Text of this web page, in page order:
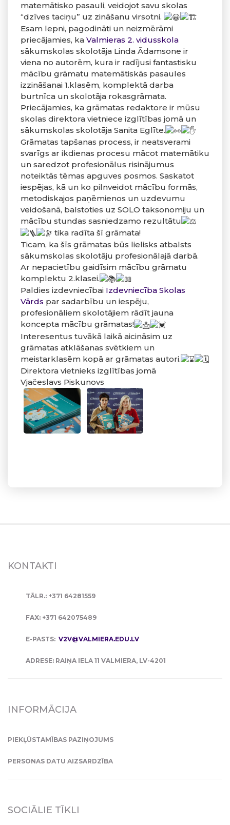
matemātisko pasauli, veidojot savu skolas
“dzīves taciņu” uz zināšanu virsotni.
Esam lepni, pagodināti un neizmērāmi
priecājamies, ka Valmieras 2. vidusskola
sākumskolas skolotāja Linda Ādamsone ir
viena no autorēm, kura ir radījusi fantastisku
mācību grāmatu matemātiskās pasaules
izzināšanai 1.klasēm, komplektā darba
burtnīca un skolotāja rokasgrāmata.
Priecājamies, ka grāmatas redaktore ir mūsu
skolas direktora vietniece izglītības jomā un
sākumskolas skolotāja Sanita Eglīte.
Grāmatas tapšanas process, ir neatsverami
svarīgs ar ikdienas procesu mācot matemātiku
un saredzot profesionālus risinājumus
noteiktās tēmas apguves posmos. Saskatot
iespējas, kā un ko pilnveidot mācību formās,
metodiskajos paņēmienos un uzdevumu
veidošanā, balstoties uz SOLO taksonomiju un
mācību stundas sasniedzamo rezultātu
tika radīta šī grāmata!
Ticam, ka šīs grāmatas būs lielisks atbalsts
sākumskolas skolotāju profesionālajā darbā.
Ar nepacietību gaidīsim mācību grāmatu
komplektu 2.klasei.
Paldies izdevniecībai Izdevniecība Skolas
Vārds par sadarbību un iespēju,
profesionāliem skolotājiem rādīt jauna
koncepta mācību grāmatas!
Interesentus tuvākā laikā aicināsim uz
grāmatas atklāšanas svētkiem un
meistarklasēm kopā ar grāmatas autori.
Direktora vietnieks izglītības jomā
Vjačeslavs Piskunovs
KONTAKTI
TĀLR.: +371 64281559
FAX: +371 642075489
E-PASTS: V2V@VALMIERA.EDU.LV
ADRESE: RAIŅA IELA 11 VALMIERA, LV-4201
INFORMĀCIJA
PIEKĻŪSTAMĪBAS PAZIŅOJUMS
PERSONAS DATU AIZSARDZĪBA
SOCIĀLIE TĪKLI